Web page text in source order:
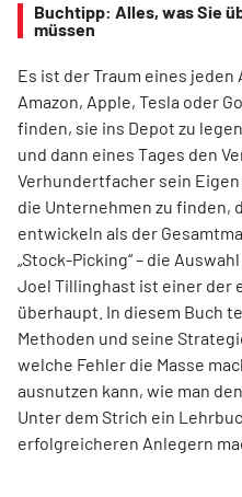
Buchtipp: Alles, was Sie
müssen
Es ist der Traum eines
Amazon, Apple, Tesla oder
finden, sie ins Depot zu
und dann eines Tages den
Verhundertfacher sein
die Unternehmen zu finden,
entwickeln als der
„Stock-Picking“ – die
Joel Tillinghast ist einer der
überhaupt. In diesem Buch
Methoden und seine
welche Fehler die Masse
ausnutzen kann, wie man
Unter dem Strich ein
erfolgreicheren Anlegern